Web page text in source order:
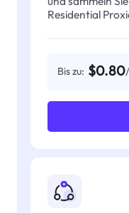
Residential
Bis zu: $0.80